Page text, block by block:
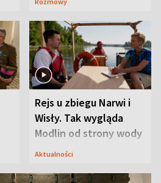
Rejs u zbiegu Narwi i
Wisły. Tak wygląda
Modlin od strony wody
Aktualności